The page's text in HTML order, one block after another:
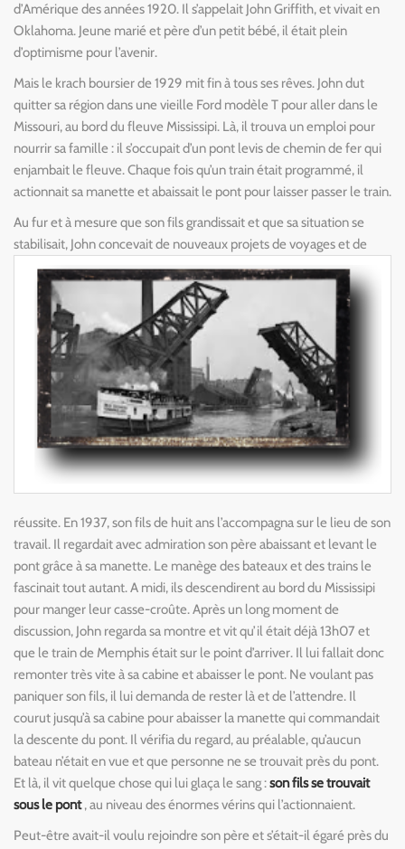
d’Amérique des années 1920. Il s’appelait John Griffith, et vivait en
Oklahoma. Jeune marié et père d’un petit bébé, il était plein
d’optimisme pour l’avenir.
Mais le krach boursier de 1929 mit fin à tous ses rêves. John dut
quitter sa région dans une vieille Ford modèle T pour aller dans le
Missouri, au bord du fleuve Mississipi. Là, il trouva un emploi pour
nourrir sa famille : il s’occupait d’un pont levis de chemin de fer qui
enjambait le fleuve. Chaque fois qu’un train était programmé, il
actionnait sa manette et abaissait le pont pour laisser passer le train.
Au fur et à mesure que son fils grandissait et que sa situation se
stabilisait, John concevaitde nouveaux projets de voyages et de
réussite. En 1937, son fils de huit ans l’accompagna sur le lieu de son
travail. Il regardait avec admiration son père abaissant et levant le
pont grâce à sa manette. Le manège des bateaux et des trains le
fascinait tout autant. A midi, ils descendirent au bord du Mississipi
pour manger leur casse-croûte. Après un long moment de
discussion, John regarda sa montre et vit qu’il était déjà 13h07 et
que le train de Memphis était sur le point d’arriver. Il lui fallait donc
remonter très vite à sa cabine et abaisser le pont. Ne voulant pas
paniquer son fils, il lui demanda de rester là et de l’attendre. Il
courut jusqu’à sa cabine pour abaisser la manette qui commandait
la descente du pont. Il vérifia du regard, au préalable, qu’aucun
bateau n’était en vue et que personne ne se trouvait près du pont.
Et là, il vit quelque chose qui lui glaça le sang :son fils se trouvait
sous le pont, au niveau des énormes vérins qui l’actionnaient.
Peut-être avait-il voulu rejoindre son père et s’était-il égaré près du